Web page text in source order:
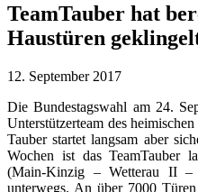
TeamTauber hat
Haustüren
12. September 2017
Die Bundestagswahl am 24.
Unterstützerteam des
Tauber startet langsam aber
Wochen ist das TeamTauber
(Main-Kinzig – Wetterau II –
unterwegs. An über 7000